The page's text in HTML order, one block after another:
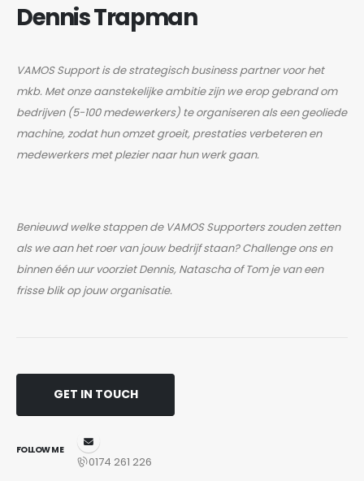
Dennis Trapman
VAMOS Support is de strategisch business partner voor het
mkb. Met onze aanstekelijke ambitie zijn we erop gebrand om
bedrijven (5-100 medewerkers) te organiseren als een geoliede
machine, zodat hun omzet groeit, prestaties verbeteren en
medewerkers met plezier naar hun werk gaan.
Benieuwd welke stappen de VAMOS Supporters zouden zetten
als we aan het roer van jouw bedrijf staan? Challenge ons en
binnen één uur voorziet Dennis, Natascha of Tom je van een
frisse blik op jouw organisatie.
GET IN TOUCH
FOLLOW ME
0174 261 226